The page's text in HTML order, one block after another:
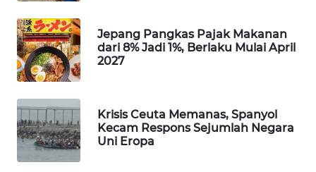
Jepang Pangkas Pajak Makanan
dari 8% Jadi 1%, Berlaku Mulai April
2027
Krisis Ceuta Memanas, Spanyol
Kecam Respons Sejumlah Negara
Uni Eropa
WAHANA
PERSONA
WAHANA
OTOMOTIF
WAHANA
HEALTH